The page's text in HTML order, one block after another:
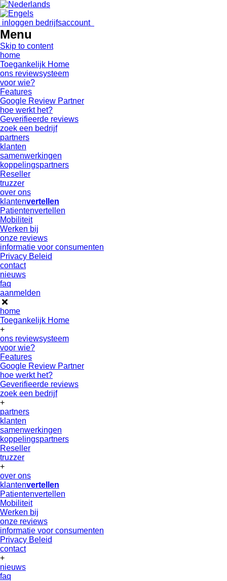
inloggen bedrijfsaccount
Menu
Skip to content
home
Toegankelijk Home
ons reviewsysteem
voor wie?
Features
Google Review Partner
hoe werkt het?
Geverifieerde reviews
zoek een bedrijf
partners
klanten
samenwerkingen
koppelingspartners
Reseller
truzzer
over ons
klantenvertellen
Patientenvertellen
Mobiliteit
Werken bij
onze reviews
informatie voor consumenten
Privacy Beleid
contact
nieuws
faq
aanmelden
home
Toegankelijk Home
+
ons reviewsysteem
voor wie?
Features
Google Review Partner
hoe werkt het?
Geverifieerde reviews
zoek een bedrijf
+
partners
klanten
samenwerkingen
koppelingspartners
Reseller
truzzer
+
over ons
klantenvertellen
Patientenvertellen
Mobiliteit
Werken bij
onze reviews
informatie voor consumenten
Privacy Beleid
contact
+
nieuws
faq